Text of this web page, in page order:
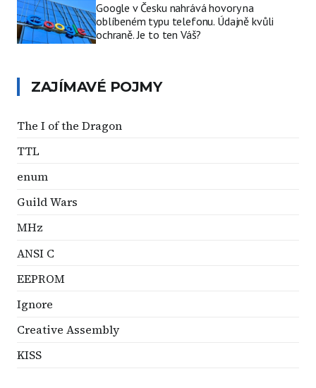
Google v Česku nahrává hovory na
oblíbeném typu telefonu. Údajně kvůli
ochraně. Je to ten Váš?
ZAJÍMAVÉ POJMY
The I of the Dragon
TTL
enum
Guild Wars
MHz
ANSI C
EEPROM
Ignore
Creative Assembly
KISS